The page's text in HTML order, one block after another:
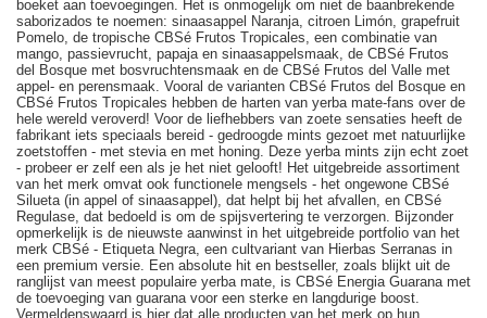
boeket aan toevoegingen. Het is onmogelijk om niet de baanbrekende
saborizados te noemen: sinaasappel Naranja, citroen Limón, grapefruit
Pomelo, de tropische CBSé Frutos Tropicales, een combinatie van
mango, passievrucht, papaja en sinaasappelsmaak, de CBSé Frutos
del Bosque met bosvruchtensmaak en de CBSé Frutos del Valle met
appel- en perensmaak. Vooral de varianten CBSé Frutos del Bosque en
CBSé Frutos Tropicales hebben de harten van yerba mate-fans over de
hele wereld veroverd! Voor de liefhebbers van zoete sensaties heeft de
fabrikant iets speciaals bereid - gedroogde mints gezoet met natuurlijke
zoetstoffen - met stevia en met honing. Deze yerba mints zijn echt zoet
- probeer er zelf een als je het niet gelooft! Het uitgebreide assortiment
van het merk omvat ook functionele mengsels - het ongewone CBSé
Silueta (in appel of sinaasappel), dat helpt bij het afvallen, en CBSé
Regulase, dat bedoeld is om de spijsvertering te verzorgen. Bijzonder
opmerkelijk is de nieuwste aanwinst in het uitgebreide portfolio van het
merk CBSé - Etiqueta Negra, een cultvariant van Hierbas Serranas in
een premium versie. Een absolute hit en bestseller, zoals blijkt uit de
ranglijst van meest populaire yerba mate, is CBSé Energia Guarana met
de toevoeging van guarana voor een sterke en langdurige boost.
Vermeldenswaard is hier dat alle producten van het merk op hun